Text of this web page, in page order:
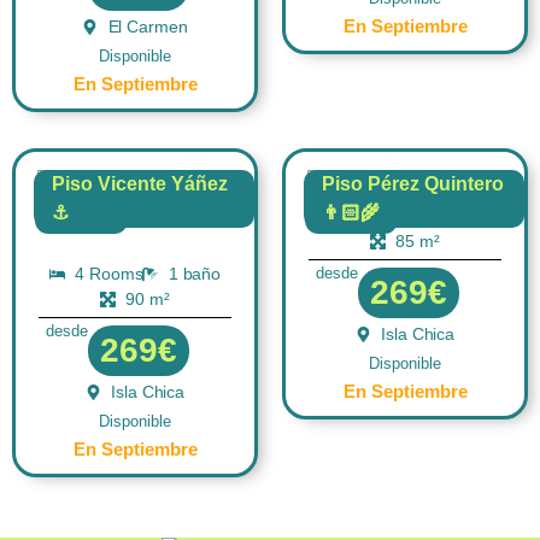
El Carmen
Disponible
En Septiembre
En Septiembre
Piso Vicente Yáñez
⚓FLAT
4 Rooms
1 baño
90 m²
desde
269€
Isla Chica
Disponible
En Septiembre
Piso Pérez Quintero
👨🏻‍🌾
FLAT
4 Rooms
85 m²
desde
269€
Isla Chica
Disponible
En Septiembre